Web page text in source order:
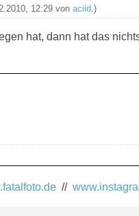
12:29 von aciid.)
hat, dann hat das
//